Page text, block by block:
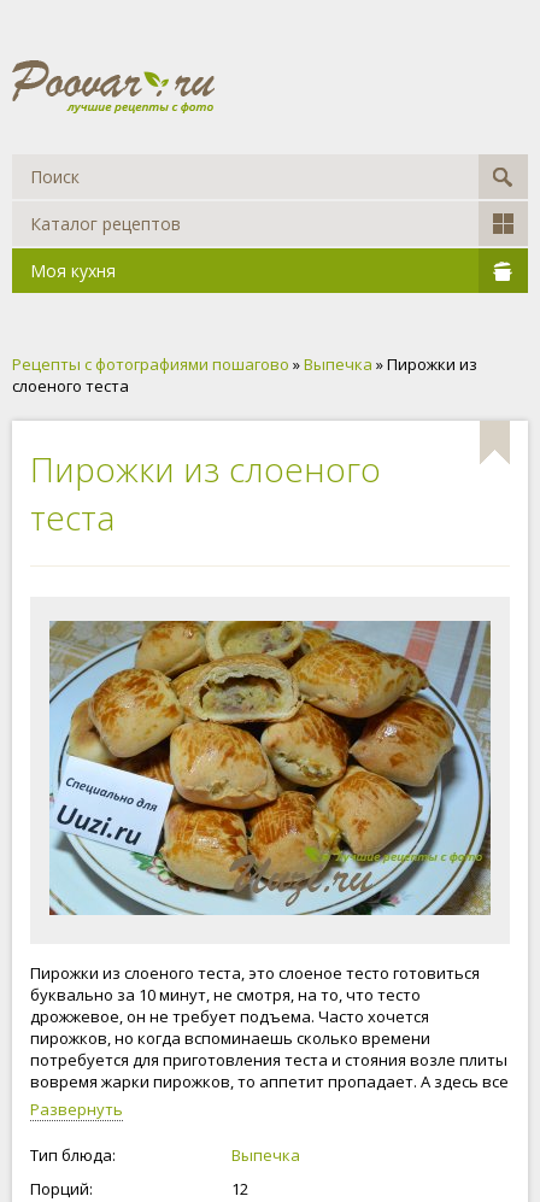
Каталог рецептов
Моя кухня
Рецепты с фотографиями пошагово »Выпечка » Пирожки из
слоеного теста
Пирожки из слоеного
теста
Пирожки из слоеного теста, это слоеное тесто готовиться
буквально за 10 минут, не смотря, на то, что тесто
дрожжевое, он не требует подъема. Часто хочется
пирожков, но когда вспоминаешь сколько времени
потребуется для приготовления теста и стояния возле плиты
вовремя жарки пирожков, то аппетит пропадает. А здесь все
делается очень быстро, легко и что самое пекутся эти
пирожки в духовке, ни тебе не гари, ни запахов. Рецепт
теста просто чудо. Обязательно возьмите на заметку этот
рецепт, он всегда вас выручит. Готовьте вместе с нами,
будьте счастливы и любимы!
Развернуть
Тип блюда:
Выпечка
Порций:
12